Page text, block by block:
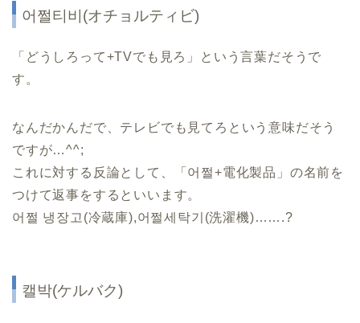
어쩔티비(オチョルティビ)
「どうしろって+TVでも見ろ」という言葉だそうで
す。
なんだかんだで、テレビでも見てろという意味だそう
ですが…^^;
これに対する反論として、「어쩔+電化製品」の名前を
つけて返事をするといいます。
어쩔 냉장고(冷蔵庫),어쩔세탁기(洗濯機)…….?
캘박(ケルバク)